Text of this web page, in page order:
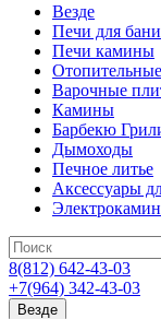
Везде
Печи для бани
Печи камины
Варочные
Камины
Барбекю
Дымоходы
Печное литье
Аксессуары
8(812) 642-43-03
+7(964) 342-43-03
Везде